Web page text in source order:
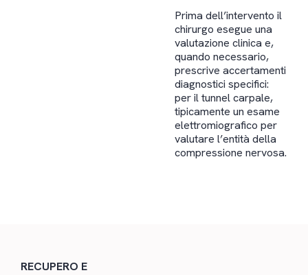
Prima dell’intervento il
chirurgo esegue una
valutazione clinica e,
quando necessario,
prescrive accertamenti
diagnostici specifici:
per il tunnel carpale,
tipicamente un esame
elettromiografico per
valutare l’entità della
compressione nervosa.
RECUPERO E